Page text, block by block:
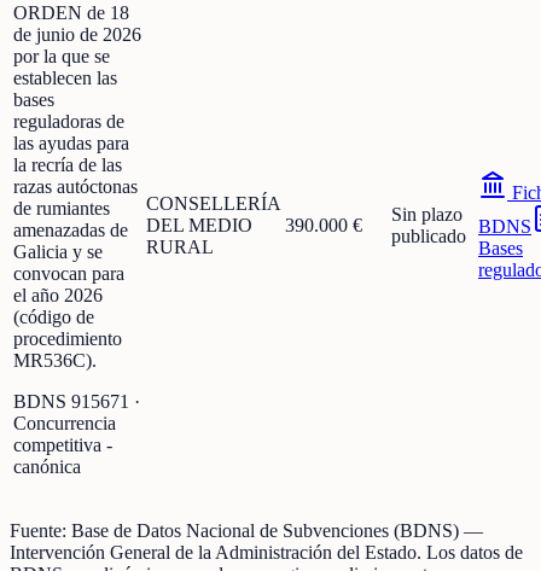
ORDEN de 18
de junio de 2026
por la que se
establecen las
bases
reguladoras de
las ayudas para
la recría de las
razas autóctonas
de rumiantes
amenazadas de
Galicia y se
convocan para
el año 2026
(código de
procedimiento
MR536C).
BDNS 915671 ·
Concurrencia
competitiva -
canónica
CONSELLERÍA
DEL MEDIO
RURAL
390.000 €
Sin plazo
publicado BDNS
Bases
Fuente: Base de Datos Nacional de Subvenciones (BDNS) —
Intervención General de la Administración del Estado. Los datos de